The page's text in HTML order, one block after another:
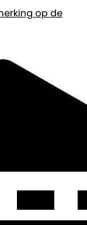
op de